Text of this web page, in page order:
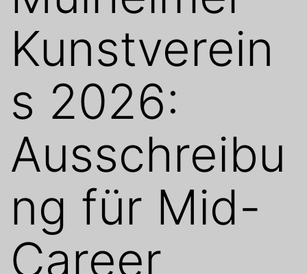
Kunstverein
s 2026:
Ausschreibu
ng für Mid-
Career